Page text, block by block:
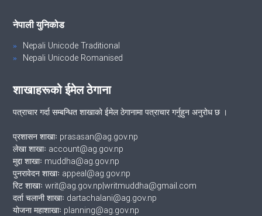
नेपाली युनिकोड
Nepali Unicode Traditional
Nepali Unicode Romanised
शाखाहरूको ईमेल ठेगाना
पत्राचार गर्दा सम्बन्धित शाखाको ईमेल ठेगानामा पत्राचार गर्नुहुन अनुरोध छ ।
प्रशासन शाखाः prasasan@ag.gov.np
लेखा शाखाः account@ag.gov.np
मुद्दा शाखाः muddha@ag.gov.np
पुनरावेदन शाखाः appeal@ag.gov.np
रिट शाखाः writ@ag.gov.np|writmuddha@gmail.com
दर्ता चलानी शाखाः dartachalani@ag.gov.np
योजना महाशाखाः planning@ag.gov.np